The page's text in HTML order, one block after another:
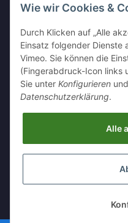
Bitte senden Sie
Datenschutzerklärung
Informationen zu Ihrem
Gesetzliche Informationen
* Alle Preise inkl. gesetzlicher USt.,
Wie wir Cookies &
Durch Klicken auf „Alle
Einsatz folgender Dienste
Vimeo. Sie können die
(Fingerabdruck-Icon links
Sie unter Konfigurieren
Datenschutzerklärung.
Alle